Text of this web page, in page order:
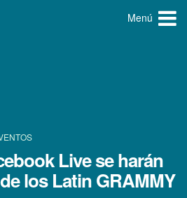
Menú
Live se harán
los Latin GRAMMY